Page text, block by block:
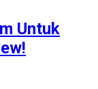
Untuk